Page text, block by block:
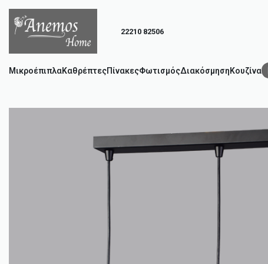
22210 82506
ΜικροέπιπλαΚαθρέπτεςΠίνακεςΦωτισμόςΔιακόσμησηΚουζίνα